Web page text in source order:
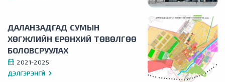
ДАЛАНЗАДГАД СУМЫН
ХӨГЖЛИЙН ЕРӨНХИЙ ТӨВӨЛГӨӨ
БОЛОВСРУУЛАХ
2021-2025
ДЭЛГЭРЭНГҮЙ